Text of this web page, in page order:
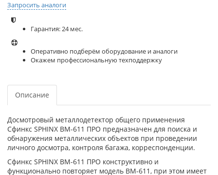
Запросить аналоги
Гарантия: 24 мес.
Оперативно подберём оборудование и аналоги
Окажем профессиональную техподдержку
Описание
Досмотровый металлодетектор общего применения
Сфинкс SPHINX BM-611 ПРО предназначен для поиска и
обнаружения металлических объектов при проведении
личного досмотра, контроля багажа, корреспонденции.
Сфинкс SPHINX BM-611 ПРО конструктивно и
функционально повторяет модель ВМ-611, при этом имеет